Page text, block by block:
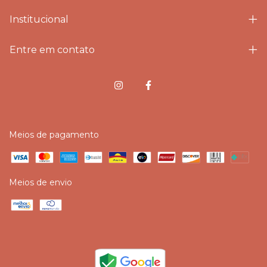
Institucional
Entre em contato
Meios de pagamento
Meios de envio